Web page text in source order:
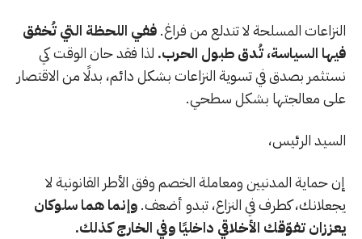
النزاعات المسلحة لا تندلع من فراغ.ففي اللحظة التي تُخفق
فيها السياسة، تُدق طبول الحرب. لذا فقد حان الوقت كي
نستثمر بصدق في تسوية النزاعات بشكل دائم، بدلًا من الاقتصار
على معالجتها بشكل سطحي.
السيد الرئيس،
إن حماية المدنيين ومعاملة الخصم وفق الأطر القانونية لا
يجعلانك، كطرف في النزاع، تبدو أضعف.وإنما هما سلوكان
يعززان تفوّقك الأخلاقي داخليًا وفي الخارج كذلك.